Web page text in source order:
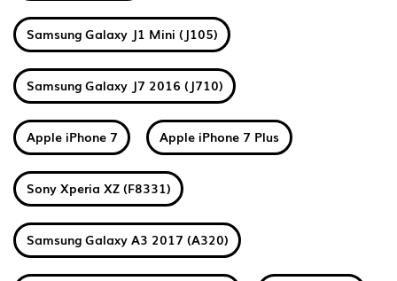
Samsung Galaxy J1 Mini (J105)
Samsung Galaxy J7 2016 (J710)
Apple iPhone 7 Apple iPhone 7 Plus
Sony Xperia XZ (F8331)
Samsung Galaxy A3 2017 (A320)